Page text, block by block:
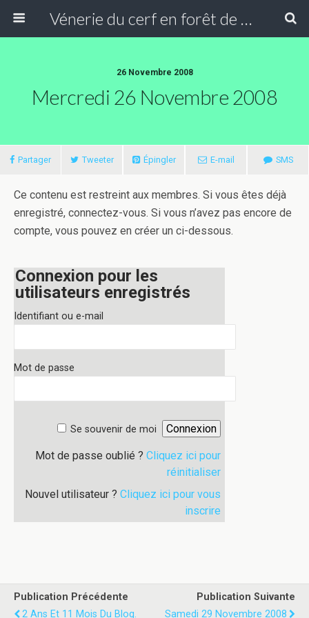
Vénerie du cerf en forêt de Compiègne
26 Novembre 2008
Mercredi 26 Novembre 2008
Partager Tweeter Épingler E-mail SMS
Ce contenu est restreint aux membres. Si vous êtes déjà
enregistré, connectez-vous. Si vous n’avez pas encore de
compte, vous pouvez en créer un ci-dessous.
Connexion pour les
utilisateurs enregistrés
Identifiant ou e-mail
Mot de passe
Se souvenir de moi
Mot de passe oublié ? Cliquez ici pour
réinitialiser
Nouvel utilisateur ? Cliquez ici pour vous
inscrire
Publication Précédente
2 Ans Et 11 Mois Du Blog.
Publication Suivante
Samedi 29 Novembre 2008